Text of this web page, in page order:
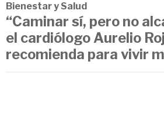
Bienestar y Salud
“Caminar sí, pero no
el cardiólogo Aurelio
recomienda para vivir